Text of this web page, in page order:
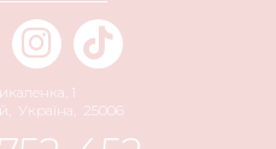
1
Україна 25006